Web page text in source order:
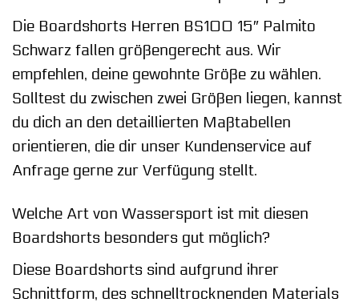
Die Boardshorts Herren BS100 15″ Palmito
Schwarz fallen größengerecht aus. Wir
empfehlen, deine gewohnte Größe zu wählen.
Solltest du zwischen zwei Größen liegen, kannst
du dich an den detaillierten Maßtabellen
orientieren, die dir unser Kundenservice auf
Anfrage gerne zur Verfügung stellt.
Welche Art von Wassersport ist mit diesen
Boardshorts besonders gut möglich?
Diese Boardshorts sind aufgrund ihrer
Schnittform, des schnelltrocknenden Materials